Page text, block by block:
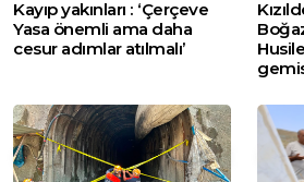
Kayıp yakınları : ‘Çerçeve
Yasa önemli ama daha
cesur adımlar atılmalı’